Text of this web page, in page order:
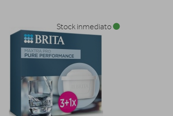
Stock inmediato